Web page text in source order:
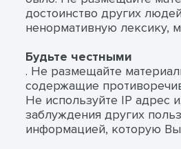
достоинство других
ненормативную лексику,
Будьте честными
. Не размещайте
содержащие
Не используйте IP адрес
заблуждения других
информацией, которую